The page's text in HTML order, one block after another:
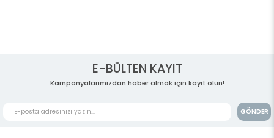
E-BÜLTEN KAYIT
Kampanyalarımızdan haber almak için kayıt olun!
GÖNDER